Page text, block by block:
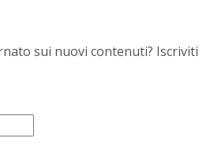
sui nuovi contenuti? Iscriviti